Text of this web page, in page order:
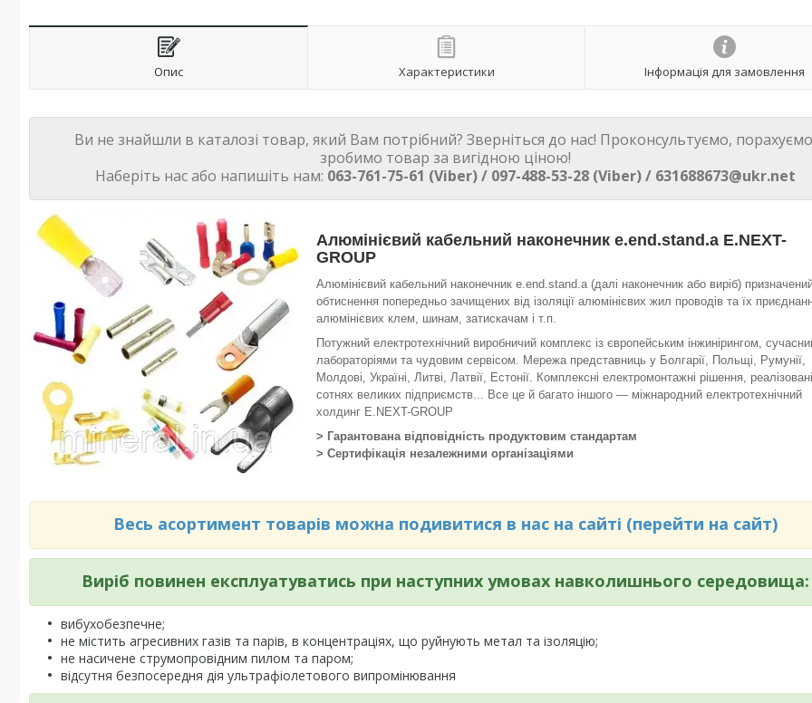
Опис Характеристики Інформація для замовлення
Ви не знайшли в каталозі товар, який Вам потрібний? Зверніться до нас! Проконсультуємо,
зробимо товар за вигідною ціною!
Наберіть нас або напишіть нам: 063-761-75-61 (Viber) / 097-488-53-28 (Viber) / 631688673@ukr.net
Алюмінієвий кабельний наконечник e.end.stand.a E.NEXT-
GROUP
Алюмінієвий кабельний наконечник e.end.stand.a (далі наконечник або виріб)
обтиснення попередньо зачищених від ізоляції алюмінієвих жил проводів та їх
алюмінієвих клем, шинам, затискачам і т.п.
Потужний електротехнічний виробничий комплекс із європейським інжинірингом,
лабораторіями та чудовим сервісом. Мережа представниць у Болгарії, Польщі, Румунії,
Молдові, Україні, Литві, Латвії, Естонії. Комплексні електромонтажні рішення,
сотнях великих підприємств... Все це й багато іншого — міжнародний електротехнічний
холдинг E.NEXT-GROUP
> Гарантована відповідність продуктовим стандартам
> Сертифікація незалежними організаціями
Весь асортимент товарів можна подивитися в нас на сайті (перейти на сайт)
Виріб повинен експлуатуватись при наступних умовах навколишнього середовища:
вибухобезпечне;
не містить агресивних газів та парів, в концентраціях, що руйнують метал та ізоляцію;
не насичене струмопровідним пилом та паром;
відсутня безпосередня дія ультрафіолетового випромінювання